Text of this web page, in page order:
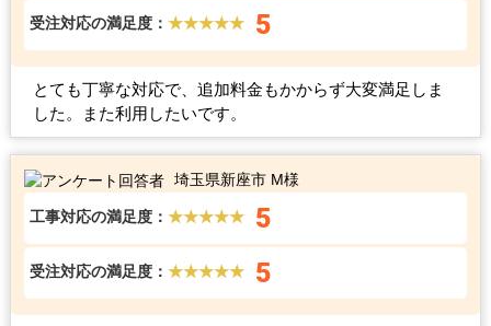
受注対応の満足度： ★★★★★ 5
とても丁寧な対応で、追加料金もかからず大変満足しま
した。また利用したいです。
埼玉県新座市 M様
工事対応の満足度： ★★★★★ 5
受注対応の満足度： ★★★★★ 5